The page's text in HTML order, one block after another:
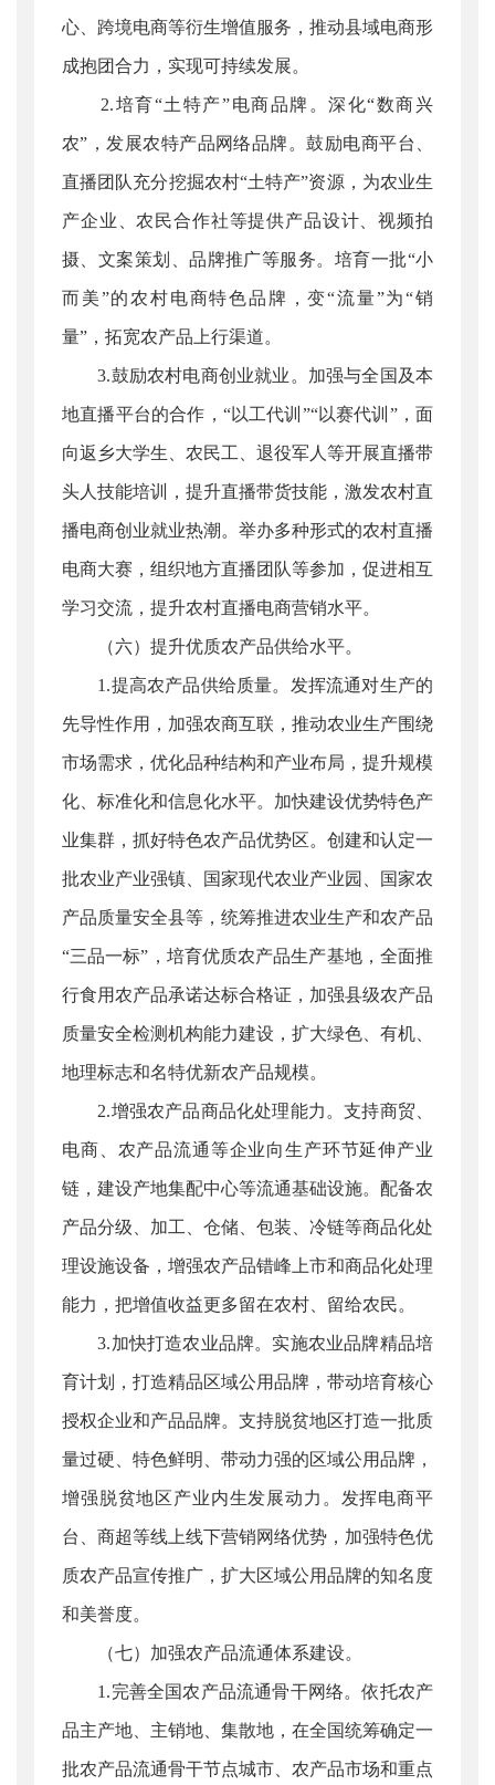
心、跨境电商等衍生增值服务，推动县域电商形
成抱团合力，实现可持续发展。
2.培育“土特产”电商品牌。深化“数商兴
农”，发展农特产品网络品牌。鼓励电商平台、
直播团队充分挖掘农村“土特产”资源，为农业生
产企业、农民合作社等提供产品设计、视频拍
摄、文案策划、品牌推广等服务。培育一批“小
而美”的农村电商特色品牌，变“流量”为“销
量”，拓宽农产品上行渠道。
3.鼓励农村电商创业就业。加强与全国及本
地直播平台的合作，“以工代训”“以赛代训”，面
向返乡大学生、农民工、退役军人等开展直播带
头人技能培训，提升直播带货技能，激发农村直
播电商创业就业热潮。举办多种形式的农村直播
电商大赛，组织地方直播团队等参加，促进相互
学习交流，提升农村直播电商营销水平。
（六）提升优质农产品供给水平。
1.提高农产品供给质量。发挥流通对生产的
先导性作用，加强农商互联，推动农业生产围绕
市场需求，优化品种结构和产业布局，提升规模
化、标准化和信息化水平。加快建设优势特色产
业集群，抓好特色农产品优势区。创建和认定一
批农业产业强镇、国家现代农业产业园、国家农
产品质量安全县等，统筹推进农业生产和农产品
“三品一标”，培育优质农产品生产基地，全面推
行食用农产品承诺达标合格证，加强县级农产品
质量安全检测机构能力建设，扩大绿色、有机、
地理标志和名特优新农产品规模。
2.增强农产品商品化处理能力。支持商贸、
电商、农产品流通等企业向生产环节延伸产业
链，建设产地集配中心等流通基础设施。配备农
产品分级、加工、仓储、包装、冷链等商品化处
理设施设备，增强农产品错峰上市和商品化处理
能力，把增值收益更多留在农村、留给农民。
3.加快打造农业品牌。实施农业品牌精品培
育计划，打造精品区域公用品牌，带动培育核心
授权企业和产品品牌。支持脱贫地区打造一批质
量过硬、特色鲜明、带动力强的区域公用品牌，
增强脱贫地区产业内生发展动力。发挥电商平
台、商超等线上线下营销网络优势，加强特色优
质农产品宣传推广，扩大区域公用品牌的知名度
和美誉度。
（七）加强农产品流通体系建设。
1.完善全国农产品流通骨干网络。依托农产
品主产地、主销地、集散地，在全国统筹确定一
批农产品流通骨干节点城市、农产品市场和重点